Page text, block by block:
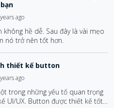
ago
hề dễ. Sau đây là vài mẹo
nó trở nên tốt hơn.
thiết kế button
ago
trong những yếu tố quan trọng
UI/UX. Button được thiết kế tốt